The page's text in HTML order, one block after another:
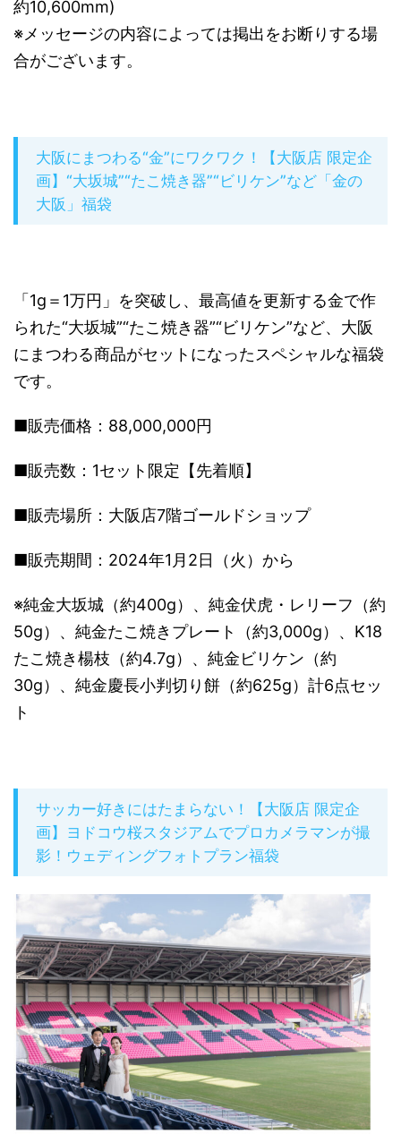
約10,600mm)
※メッセージの内容によっては掲出をお断りする場
合がございます。
大阪にまつわる“金”にワクワク！【大阪店 限定企
画】“大坂城”“たこ焼き器”“ビリケン”など「金の
大阪」福袋
「1g＝1万円」を突破し、最高値を更新する金で作
られた“大坂城”“たこ焼き器”“ビリケン”など、大阪
にまつわる商品がセットになったスペシャルな福袋
です。
■販売価格：88,000,000円
■販売数：1セット限定【先着順】
■販売場所：大阪店7階ゴールドショップ
■販売期間：2024年1月2日（火）から
※純金大坂城（約400g）、純金伏虎・レリーフ（約
50g）、純金たこ焼きプレート（約3,000g）、K18
たこ焼き楊枝（約4.7g）、純金ビリケン（約
30g）、純金慶長小判切り餅（約625g）計6点セッ
ト
サッカー好きにはたまらない！【大阪店 限定企
画】ヨドコウ桜スタジアムでプロカメラマンが撮
影！ウェディングフォトプラン福袋